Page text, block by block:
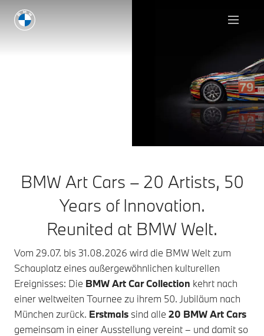
BMW Art Cars – 20 Artists, 50
Years of Innovation.
Reunited at BMW Welt.
Vom 29.07. bis 31.08.2026 wird die BMW Welt zum
Schauplatz eines außergewöhnlichen kulturellen
Ereignisses: Die BMW Art Car Collection kehrt nach
einer weltweiten Tournee zu ihrem 50. Jubiläum nach
München zurück. Erstmals sind alle 20 BMW Art Cars
gemeinsam in einer Ausstellung vereint – und damit so